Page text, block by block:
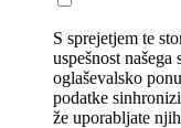
S sprejetjem te
uspešnost
oglaševalsko
podatke
že uporabljate